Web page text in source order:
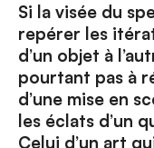
Si la visée du
repérer les
d’un objet à
pourtant pas à
d’une mise en
les éclats d’un
Celui d’un art